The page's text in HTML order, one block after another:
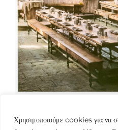
Χρησιμοποιούμε cookies για να